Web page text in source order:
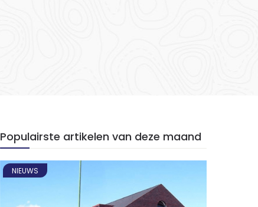
Populairste artikelen van deze maand
NIEUWS